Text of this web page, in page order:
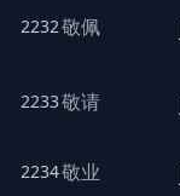
2232敬佩
2233敬请
2234敬业